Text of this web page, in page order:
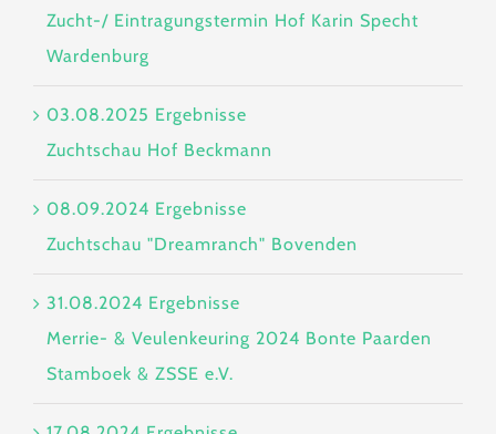
Zucht-/ Eintragungstermin Hof Karin Specht
Wardenburg
03.08.2025 Ergebnisse
Zuchtschau Hof Beckmann
08.09.2024 Ergebnisse
Zuchtschau "Dreamranch" Bovenden
31.08.2024 Ergebnisse
Merrie- & Veulenkeuring 2024 Bonte Paarden
Stamboek & ZSSE e.V.